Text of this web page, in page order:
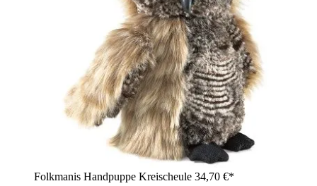
Folkmanis Handpuppe Kreischeule 34,70 €*